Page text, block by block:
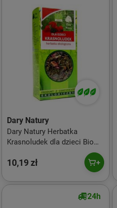
Dary Natury
Dary Natury Herbatka
Krasnoludek dla dzieci Bio
10,19 zł
24h